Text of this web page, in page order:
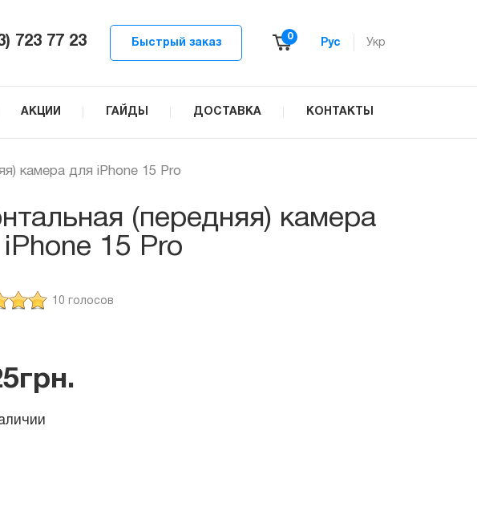
723 77 23 Быстрый заказ
0
Рус Укр
АКЦИИ ГАЙДЫ ДОСТАВКА КОНТАКТЫ
камера для iPhone 15 Pro
(передняя) камера
15 Pro
10 голосов
грн.